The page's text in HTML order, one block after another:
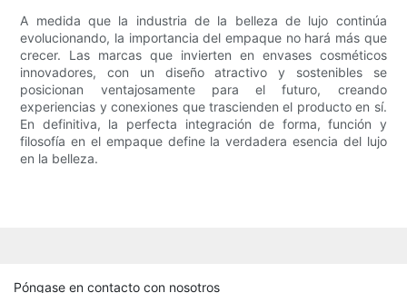
A medida que la industria de la belleza de lujo continúa
evolucionando, la importancia del empaque no hará más que
crecer. Las marcas que invierten en envases cosméticos
innovadores, con un diseño atractivo y sostenibles se
posicionan ventajosamente para el futuro, creando
experiencias y conexiones que trascienden el producto en sí.
En definitiva, la perfecta integración de forma, función y
filosofía en el empaque define la verdadera esencia del lujo
en la belleza.
Póngase en contacto con nosotros